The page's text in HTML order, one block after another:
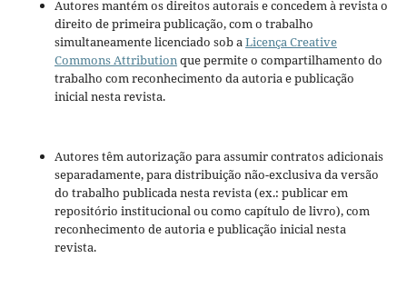
Autores mantém os direitos autorais e concedem à revista o
direito de primeira publicação, com o trabalho
simultaneamente licenciado sob aLicença Creative
Commons Attributionque permite o compartilhamento do
trabalho com reconhecimento da autoria e publicação
inicial nesta revista.
Autores têm autorização para assumir contratos adicionais
separadamente, para distribuição não-exclusiva da versão
do trabalho publicada nesta revista (ex.: publicar em
repositório institucional ou como capítulo de livro), com
reconhecimento de autoria e publicação inicial nesta
revista.